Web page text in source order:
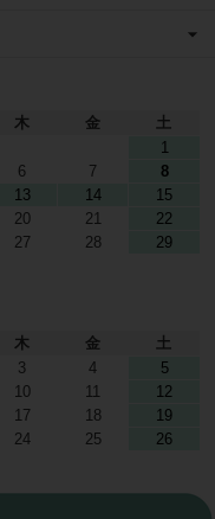
木 金
土
1
6 7
8
13 14
15
20 21
22
27 28
29
木 金
土
3 4
5
10 11
12
17 18
19
24 25
26